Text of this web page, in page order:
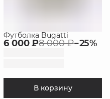
Футболка Bugatti
6 000 ₽8 000 ₽−25%
В корзину